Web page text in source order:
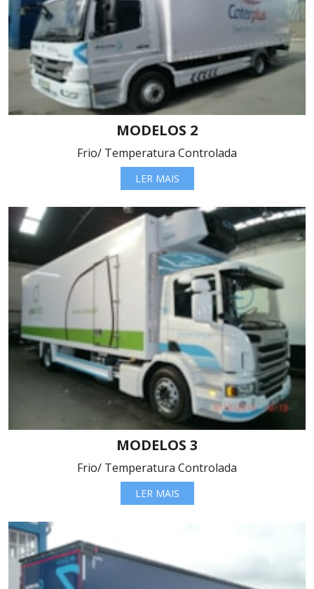
MODELOS 2
Frio/ Temperatura Controlada
LER MAIS
MODELOS 3
Frio/ Temperatura Controlada
LER MAIS